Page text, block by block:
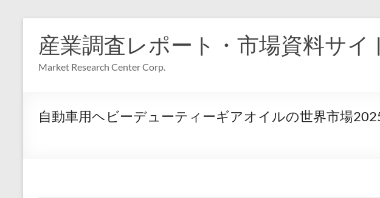
産業調査レポート・市場資料サイ
Market Research Center Corp.
自動車用ヘビーデューティーギアオイルの世界市場